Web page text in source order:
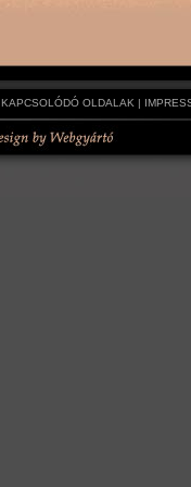
KAPCSOLÓDÓ OLDALAK |